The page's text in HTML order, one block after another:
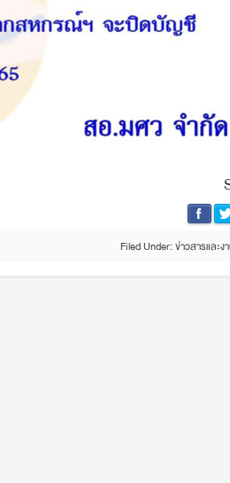
Filed Under:ข่าวสารและ